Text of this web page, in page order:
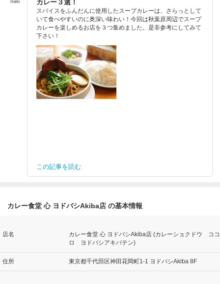
naki
カレー３選！
スパイスをふんだんに使用したスープカレーは、さらっとして
いて食べやすいのに奥深い味わい！今回は秋葉原周辺でスープ
カレーを楽しめるお店を３つ集めました。是非参考にしてみて
下さい！
この記事を読む
カレー食堂 心 ヨドバシAkiba店 の基本情報
店名
カレー食堂 心 ヨドバシAkiba店 (カレーショクドウ ココ
ロ ヨドバシアキバテン)
住所 東京都千代田区神田花岡町1-1 ヨドバシAkiba 8F